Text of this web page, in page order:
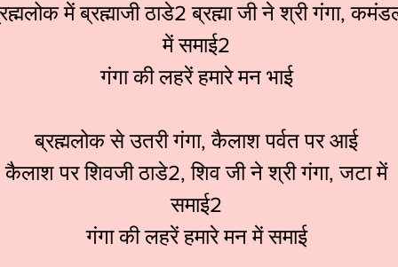
में ब्रह्माजी ठाडे2 ब्रह्मा जी ने श्री गंगा,
में समाई2
गंगा की लहरें हमारे मन भाई
ब्रह्मलोक से उतरी गंगा, कैलाश पर्वत पर आई
कैलाश पर शिवजी ठाडे2, शिव जी ने श्री गंगा, जटा में
समाई2
गंगा की लहरें हमारे मन में समाई